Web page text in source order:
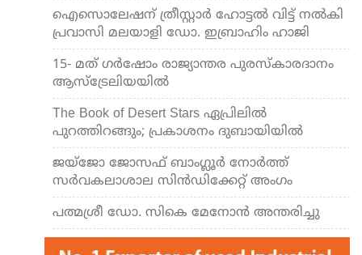
ഐസൊലേഷന് ത്രീസ്റ്റാര്‍ ഹോട്ടല്‍ വിട്ട് നല്‍കി
പ്രവാസി മലയാളി ഡോ. ഇബ്രാഹിം ഹാജി
15- മത് ഗർഷോം രാജ്യാന്തര പുരസ്‌കാരദാനം
ആസ്ട്രേലിയയിൽ
The Book of Desert Stars ഏപ്രിലിൽ
പുറത്തിറങ്ങും; പ്രകാശനം ദുബായിയിൽ
ജയ്‌ജോ ജോസഫ് ബാംഗ്ലൂർ നോർത്ത്
സർവകലാശാല സിൻഡിക്കേറ്റ് അംഗം
പത്മശ്രീ ഡോ. സികെ മേനോൻ അന്തരിച്ചു